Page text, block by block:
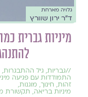
גלויה מארחת
ד"ר ירון שוורץ
מיניות גברית
//גבריות, גיל ההתבגרות,
התמודדות עם פגיעה
זהות, חינוך, מוגנות,
מיניות בריאה, תקשורת